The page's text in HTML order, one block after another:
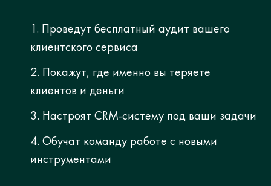
Проведут бесплатный аудит вашего
клиентского сервиса
Покажут, где именно вы теряете
клиентов и деньги
Настроят CRM-систему под ваши задачи
Обучат команду работе с новыми
инструментами